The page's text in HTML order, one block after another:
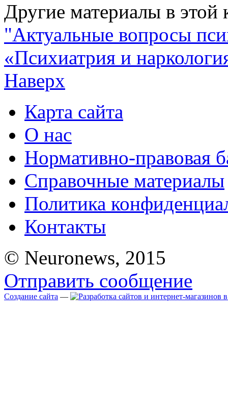
Другие материалы в этой
"Актуальные вопросы
«Психиатрия и
Наверх
Карта сайта
О нас
Нормативно-правовая
Справочные материалы
Политика
Контакты
© Neuronews, 2015
Отправить сообщение
Создание сайта —